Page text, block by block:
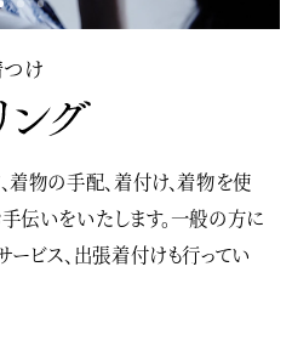
つけ
着物の手配、着付け、着物を使
伝いをいたします。一般の方に
ービス、出張着付けも行ってい